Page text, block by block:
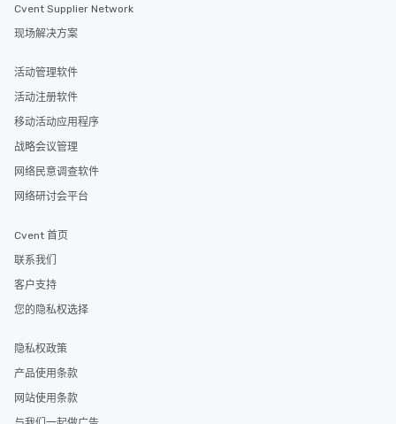
Cvent Supplier Network
现场解决方案
活动管理软件
活动注册软件
移动活动应用程序
战略会议管理
网络民意调查软件
网络研讨会平台
Cvent 首页
联系我们
客户支持
您的隐私权选择
隐私权政策
产品使用条款
网站使用条款